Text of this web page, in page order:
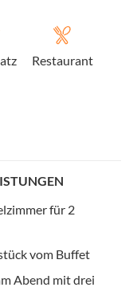
Restaurant
für 2
vom Buffet
Abend mit drei